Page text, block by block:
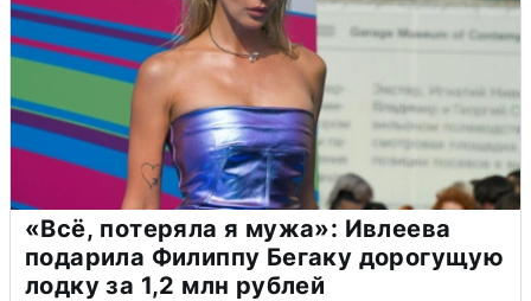
«Всё, потеряла я мужа»: Ивлеева
подарила Филиппу Бегаку дорогущую
лодку за 1,2 млн рублей